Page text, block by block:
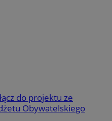
do projektu ze
Obywatelskiego